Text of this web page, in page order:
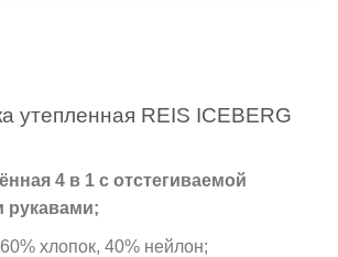
утепленная REIS ICEBERG
4 в 1 с отстегиваемой
рукавами;
хлопок, 40% нейлон;